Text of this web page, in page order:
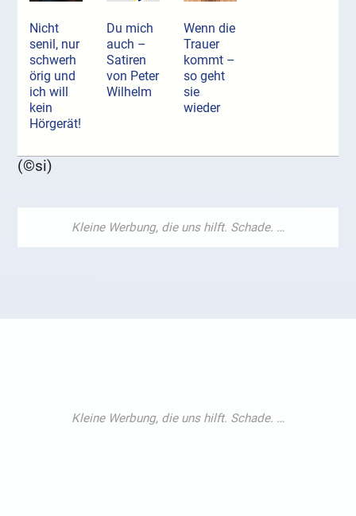
Nicht
senil, nur
schwerh
örig und
ich will
kein
Hörgerät!
Du mich
auch –
Satiren
von Peter
Wilhelm
Wenn die
Trauer
kommt –
so geht
sie
wieder
(©si)